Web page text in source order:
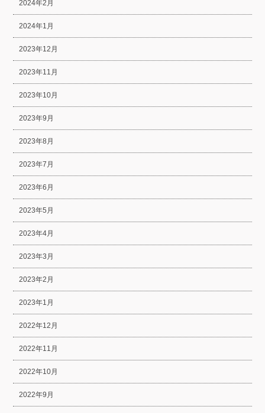
2024年2月
2024年1月
2023年12月
2023年11月
2023年10月
2023年9月
2023年8月
2023年7月
2023年6月
2023年5月
2023年4月
2023年3月
2023年2月
2023年1月
2022年12月
2022年11月
2022年10月
2022年9月